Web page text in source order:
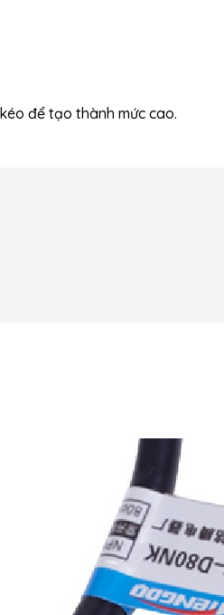
để tạo thành mức cao.